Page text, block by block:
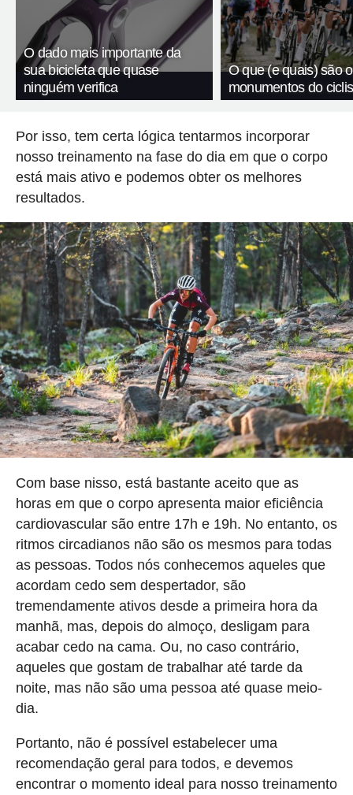
O dado mais importante da
sua bicicleta que quase
ninguém verifica
O que (e quais) são
monumentos do
Por isso, tem certa lógica tentarmos incorporar
nosso treinamento na fase do dia em que o corpo
está mais ativo e podemos obter os melhores
resultados.
Com base nisso, está bastante aceito que as
horas em que o corpo apresenta maior eficiência
cardiovascular são entre 17h e 19h. No entanto, os
ritmos circadianos não são os mesmos para todas
as pessoas. Todos nós conhecemos aqueles que
acordam cedo sem despertador, são
tremendamente ativos desde a primeira hora da
manhã, mas, depois do almoço, desligam para
acabar cedo na cama. Ou, no caso contrário,
aqueles que gostam de trabalhar até tarde da
noite, mas não são uma pessoa até quase meio-
dia.
Portanto, não é possível estabelecer uma
recomendação geral para todos, e devemos
encontrar o momento ideal para nosso treinamento